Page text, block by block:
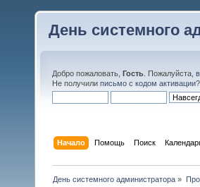
День системного
Добро пожаловать, Гость . Пожалуйста,
Не получили письмо с кодом активации?
Начало Помощь Поиск
День системного администратора »